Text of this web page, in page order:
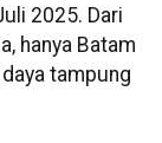
2025. Dari
hanya Batam
tampung